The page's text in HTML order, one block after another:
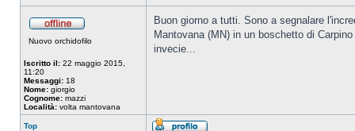
Nuovo orchidofilo
Iscritto il: 22 maggio 2015,
11:20
Messaggi: 18
Nome: giorgio
Cognome: mazzi
Località: volta mantovana
Buon giorno a tutti. Sono a segnalare
Mantovana (MN) in un boschetto di
invecie...
Top